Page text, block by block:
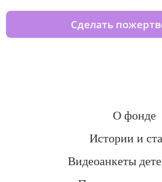
Сделать
О фонде
Истории и
Видеоанкеты